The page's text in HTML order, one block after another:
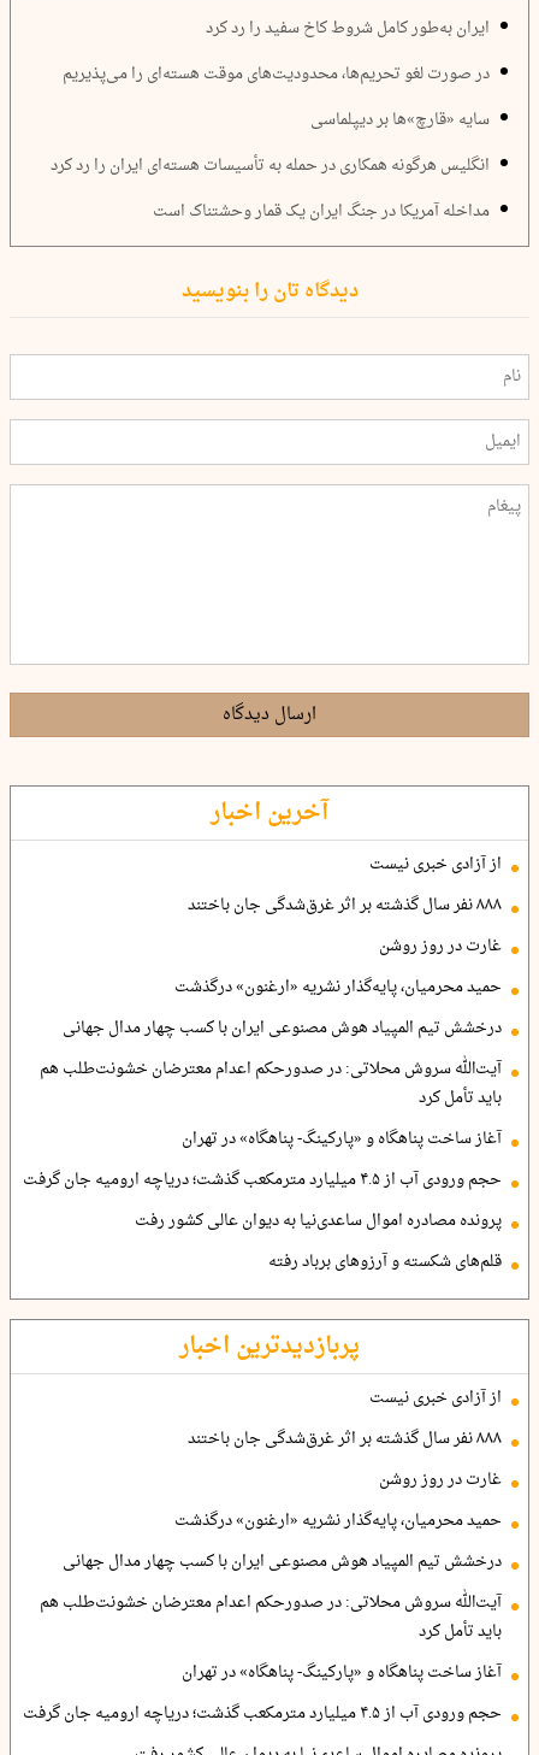
ایران به‌طور کامل شروط کاخ سفید را رد کرد
در صورت لغو تحریم‌ها، محدودیت‌های موقت هسته‌ای را می‌پذیریم
سایه «قارچ‌»ها بر دیپلماسی
انگلیس هرگونه همکاری در حمله به تأسیسات هسته‌ای ایران را رد کرد
مداخله آمریکا در جنگ ایران یک قمار وحشتناک است
دیدگاه تان را بنویسید
ارسال دیدگاه
آخرین اخبار
از آزادی خبری نیست
۸۸۸ نفر سال گذشته بر اثر غرق‌شدگی جان باختند
غارت در روز روشن
حمید محرمیان، پایه‌گذار نشریه «ارغنون» درگذشت
درخشش تیم المپیاد هوش مصنوعی ایران با کسب چهار مدال جهانی
آیت‌الله سروش محلاتی: در صدورحکم اعدام معترضان خشونت‌طلب هم
باید تأمل کرد
آغاز ساخت پناهگاه و «پارکینگ- پناهگاه» در تهران
حجم ورودی آب از ۴.۵ میلیارد مترمکعب گذشت؛ دریاچه ارومیه جان گرفت
پرونده مصادره اموال ساعدی‌نیا به دیوان عالی کشور رفت
قلم‌های شکسته و آرزوهای برباد رفته
پربازدیدترین اخبار
از آزادی خبری نیست
۸۸۸ نفر سال گذشته بر اثر غرق‌شدگی جان باختند
غارت در روز روشن
حمید محرمیان، پایه‌گذار نشریه «ارغنون» درگذشت
درخشش تیم المپیاد هوش مصنوعی ایران با کسب چهار مدال جهانی
آیت‌الله سروش محلاتی: در صدورحکم اعدام معترضان خشونت‌طلب هم
باید تأمل کرد
آغاز ساخت پناهگاه و «پارکینگ- پناهگاه» در تهران
حجم ورودی آب از ۴.۵ میلیارد مترمکعب گذشت؛ دریاچه ارومیه جان گرفت